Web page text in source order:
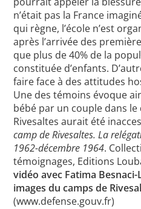
n’était pas la France
qui règne, l’école n’est
après l’arrivée des
que plus de 40% de la
constituée d’enfants.
faire face à des attitudes
Une des témoins évoque
bébé par un couple dans
Rivesaltes aurait été
camp de Rivesaltes. La
1962-décembre 1964.
témoignages, Editions
vidéo avec Fatima
images du camps de
(www.defense.gouv.fr)